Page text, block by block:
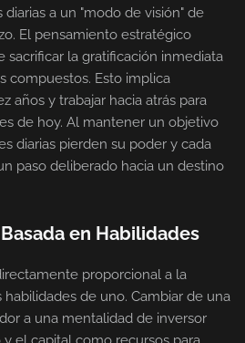
a un "modo de visión" de
El pensamiento estratégico
sacrificar la gratificación inmediata
compuestos. Esto implica
años y trabajar hacia atrás para
de hoy. Al mantener un objetivo
diarias pierden su poder y cada
paso deliberado hacia un destino
en Habilidades
proporcional a la
de uno. Cambiar de una
a una mentalidad de inversor